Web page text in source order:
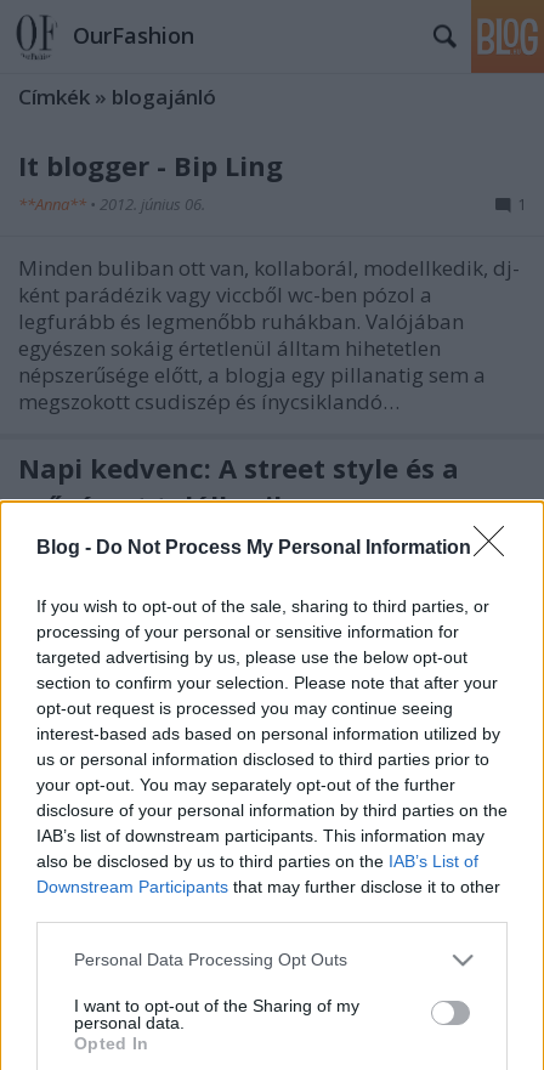
Blog - Do Not Process My Personal Information
If you wish to opt-out of the sale, sharing to third parties, or
processing of your personal or sensitive information for
targeted advertising by us, please use the below opt-out
section to confirm your selection. Please note that after your
opt-out request is processed you may continue seeing
interest-based ads based on personal information utilized by
us or personal information disclosed to third parties prior to
your opt-out. You may separately opt-out of the further
disclosure of your personal information by third parties on the
IAB’s list of downstream participants. This information may
also be disclosed by us to third parties on the IAB’s List of
Downstream Participants that may further disclose it to other
Please note that this website/app uses one or more Google
not limited to your visit or usage behaviour. You may click to
grant or deny consent to Google and its third-party tags to
use your data for below specified purposes in below Google
Personal Data Processing Opt Outs
I want to opt-out of the Sharing of my
personal data.
Opted In
OurFashion
Címkék » blogajánló
It blogger - Bip Ling
**Anna** • 2012. június 06. 1
Minden buliban ott van, kollaborál, modellkedik, dj-
ként parádézik vagy viccből wc-ben pózol a
legfurább és legmenőbb ruhákban. Valójában
egyészen sokáig értetlenül álltam hihetetlen
népszerűsége előtt, a blogja egy pillanatig sem a
megszokott csudiszép és ínycsiklandó…
Napi kedvenc: A street style és a
művészet találkozik
fashionista •2011. február 18.
Miss Moss egymás mellé tesz két képet. Ez elsőre
nem hangzik agysebészetnek, de ha megnézitek a
képeket, láthatjátok, hogy milyen tehetségesen
válogat ki street style vagy más típusú divatfotókat,
amelyek őt valamilyen módon egy-egy műalkotásra,
régi filmplakátra vagy épp egy…
Blogajánló: HeStyle interjú
*Bianka*•2010. március 05.
Hasznos tanácsokkal és remek cikkekkel segítenek
divatrajongók és a szakmabeliek nagy örömére.
Igazi sikersztori ez, amelyet nemsokára egy…